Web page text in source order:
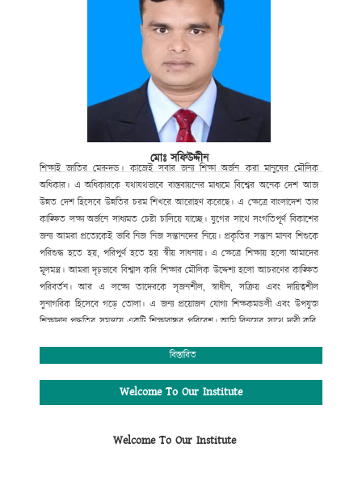
সর্বাঙ্গীন উন্নতি ও ভবিষ্যৎ পরিকল্পনা রুপায়নে গঠনমূলক সমালোচনাসহ আপনাদের
মূল্যবান পরামর্শ ও সহযোগিতা আমাদের কাম্য।
গোকুলখালী মাধ্যমিক বিদ্যালয়
আলমডাঙ্গা, চুয়াডাঙ্গা।
মোঃ সফিউদ্দীন
শিক্ষাই জাতির মেরুদন্ড। কাজেই সবার জন্য শিক্ষা অর্জন করা মানুষের মৌলিক
অধিকার। এ অধিকারকে যথাযথভাবে বাস্তবায়নের মাধ্যমে বিশ্বের অনেক দেশ আজ
উন্নত দেশ হিসেবে উন্নতির চরম শিখরে আরোহণ করেছে। এ ক্ষেত্রে বাংলাদেশ তার
কাঙ্ক্ষিত লক্ষ্য অর্জনে সাধ্যমত চেষ্টা চালিয়ে যাচ্ছে। যুগের সাথে সংগতিপূর্ণ বিকাশের
জন্য আমরা প্রত্যেকেই ভাবি নিজ নিজ সন্তানদের নিয়ে। প্রকৃতির সন্তান মানব শিশুকে
পরিশুদ্ধ হতে হয়, পরিপুর্ণ হতে হয় স্বীয় সাধনায়। এ ক্ষেত্রে শিক্ষায় হলো আমাদের
মূলমন্ত্র। আমরা দৃঢ়ভাবে বিশ্বাস করি শিক্ষার মৌলিক উদ্দেশ্য হলো আচরণের কাঙ্ক্ষিত
পরিবর্তন। আর এ লক্ষ্যে তাদেরকে সৃজনশীল,স্বাধীন,সক্রিয় এবং দায়িত্বশীল
সুনাগরিক হিসেবে গড়ে তোলা। এ জন্য প্রয়োজন যোগ্য শিক্ষকমন্ডলী এবং উপযুক্ত
শিক্ষাদান পদ্ধতির সমন্বয়ে একটি শিক্ষাবান্ধব পরিবেশ। আমি বিনয়ের সাথে দাবী করি,
প্রতিষ্ঠানটিতে
প্রধান শিক্ষক (ভারপ্রাপ্ত)
বিস্তারিত
Welcome To Our Institute
Welcome To Our Institute